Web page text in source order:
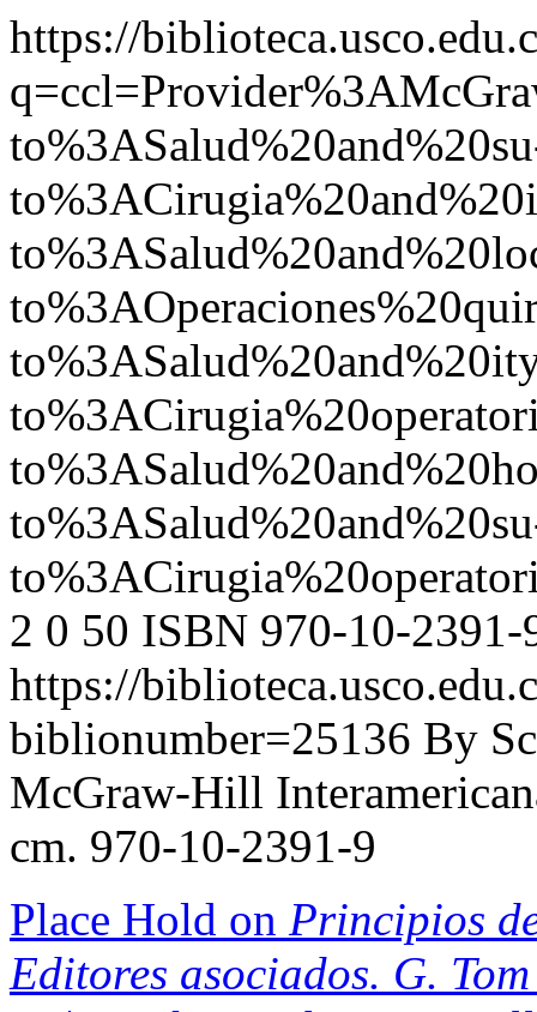
https://
2 0 50 ISBN 970-10-2391-
https://
biblionumber=25136 By
McGraw-Hill
cm. 970-10-2391-9
Place Hold on Principios
Editores asociados. G.